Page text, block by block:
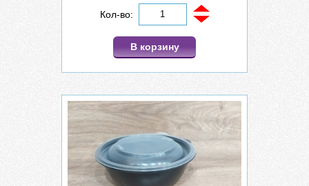
Кол-во:
В корзину